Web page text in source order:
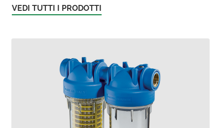
VEDI TUTTI I PRODOTTI